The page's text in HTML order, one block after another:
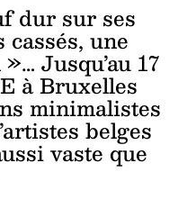
dur sur ses
une
Jusqu’au 17
à Bruxelles
minimalistes
belges
vaste que